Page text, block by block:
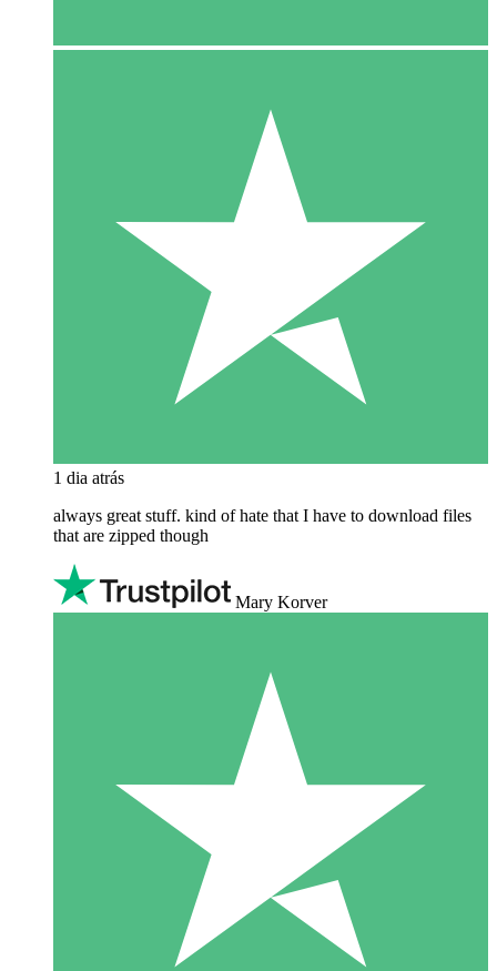
1 dia atrás
always great stuff. kind of hate that I have to download files
that are zipped though
Mary Korver